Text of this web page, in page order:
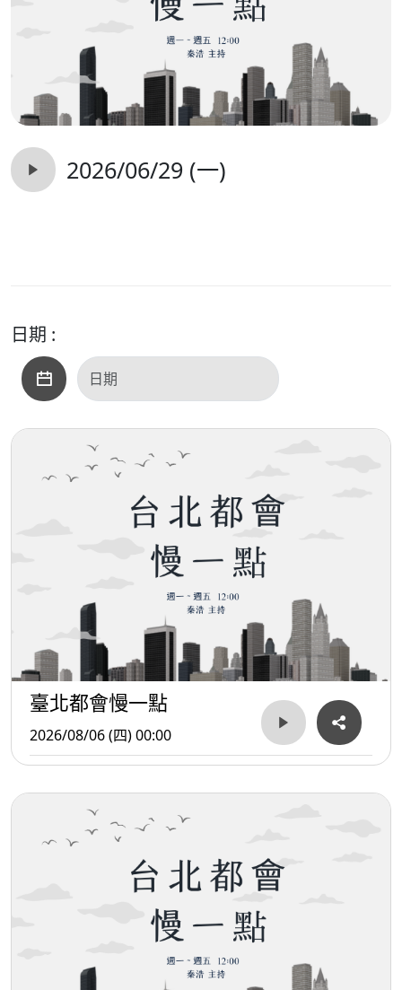
2026/06/29 (一)
日期 :
臺北都會慢一點
2026/08/06 (四) 00:00